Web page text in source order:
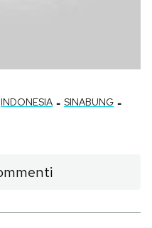
INDONESIA - SINABUNG -